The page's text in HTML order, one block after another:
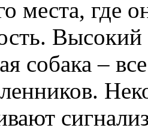
места, где
собака –